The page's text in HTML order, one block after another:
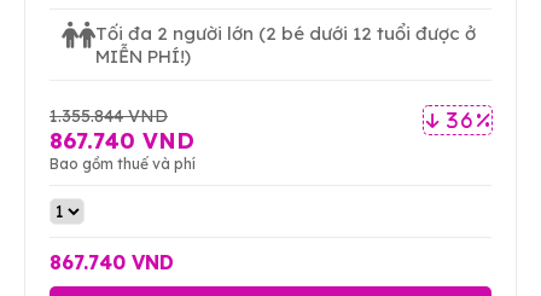
Tối đa 2 người lớn (2 bé dưới 12 tuổi được ở
MIỄN PHÍ!)
36 %
1.355.844 VND
867.740 VND
Bao gồm thuế và phí
867.740 VND